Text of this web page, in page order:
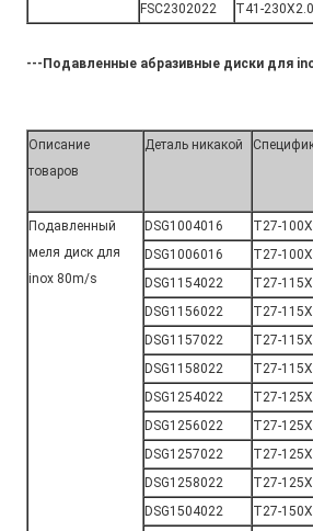
FSC2302022
T41-
---Подавленные абразивные диски для
Описание
товаров
Деталь никакой
Подавленный
меля диск для
inox 80m/s
DSG1004016 T27-
DSG1006016
T27-
DSG1154022
T27-
DSG1156022
T27-
DSG1157022
T27-
DSG1158022
T27-
DSG1254022
T27-
DSG1256022
T27-
DSG1257022
T27-
DSG1258022
T27-
DSG1504022
T27-